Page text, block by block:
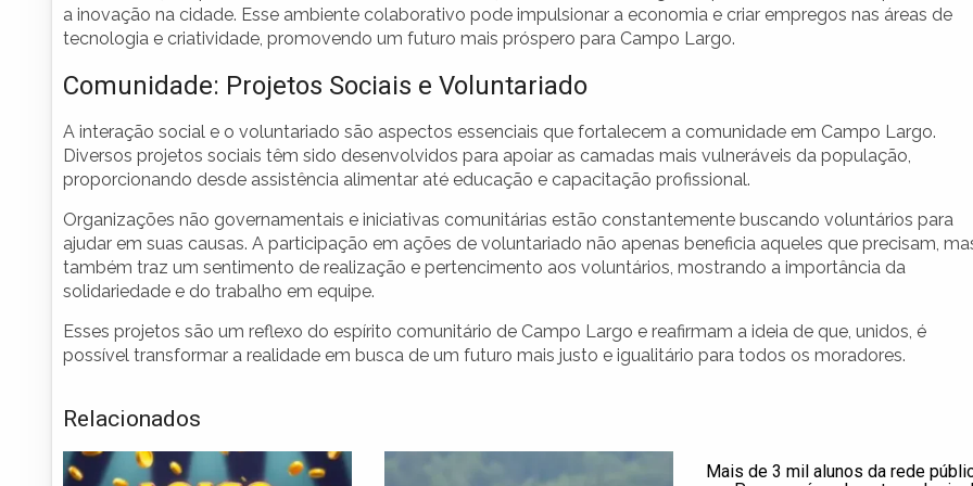
a inovação na cidade. Esse ambiente colaborativo pode impulsionar a economia e criar empregos nas áreas de
tecnologia e criatividade, promovendo um futuro mais próspero para Campo Largo.
Comunidade: Projetos Sociais e Voluntariado
A interação social e o voluntariado são aspectos essenciais que fortalecem a comunidade em Campo Largo.
Diversos projetos sociais têm sido desenvolvidos para apoiar as camadas mais vulneráveis da população,
proporcionando desde assistência alimentar até educação e capacitação profissional.
Organizações não governamentais e iniciativas comunitárias estão constantemente buscando voluntários para
ajudar em suas causas. A participação em ações de voluntariado não apenas beneficia aqueles que precisam,
também traz um sentimento de realização e pertencimento aos voluntários, mostrando a importância da
solidariedade e do trabalho em equipe.
Esses projetos são um reflexo do espírito comunitário de Campo Largo e reafirmam a ideia de que, unidos, é
possível transformar a realidade em busca de um futuro mais justo e igualitário para todos os moradores.
Relacionados
Mais de 3 mil alunos da rede